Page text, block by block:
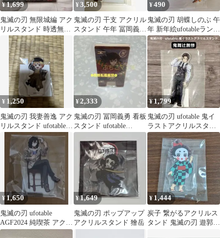
¥1,699
鬼滅の刃 無限城編 アク
リルスタンド 時透無一
¥3,500
鬼滅の刃 干支 アクリル
スタンド 午年 冨岡義勇
ufotable アクスタ
¥490
鬼滅の刃 胡蝶しのぶ 午
年 新年絵ufotableランダ
ムアクリルスタンド
¥ 1,250
鬼滅の刃 我妻善逸 アク
リルスタンド ufotable
描き下ろし アニメイト
¥2,333
鬼滅の刃 冨岡義勇 看板
スタンド ufotable
IKEBUKURO
¥1,799
鬼滅の刃 ufotable 鬼イ
ラストアクリルスタン
ド 鬼舞辻無惨
¥ 1,650
鬼滅の刃 ufotable
AGF2024 純喫茶 アクリ
ルスタンド 伊黒小芭内
¥1,649
鬼滅の刃 ポップアップ
アクリルスタンド 獪岳
¥ 1,444
炭子 繋がるアクリルス
タンド 鬼滅の刃 遊郭編